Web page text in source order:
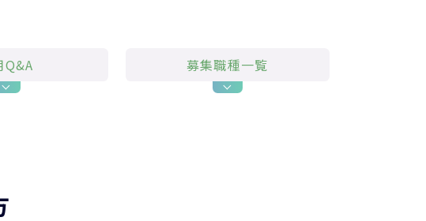
Q&A 募集職種一覧